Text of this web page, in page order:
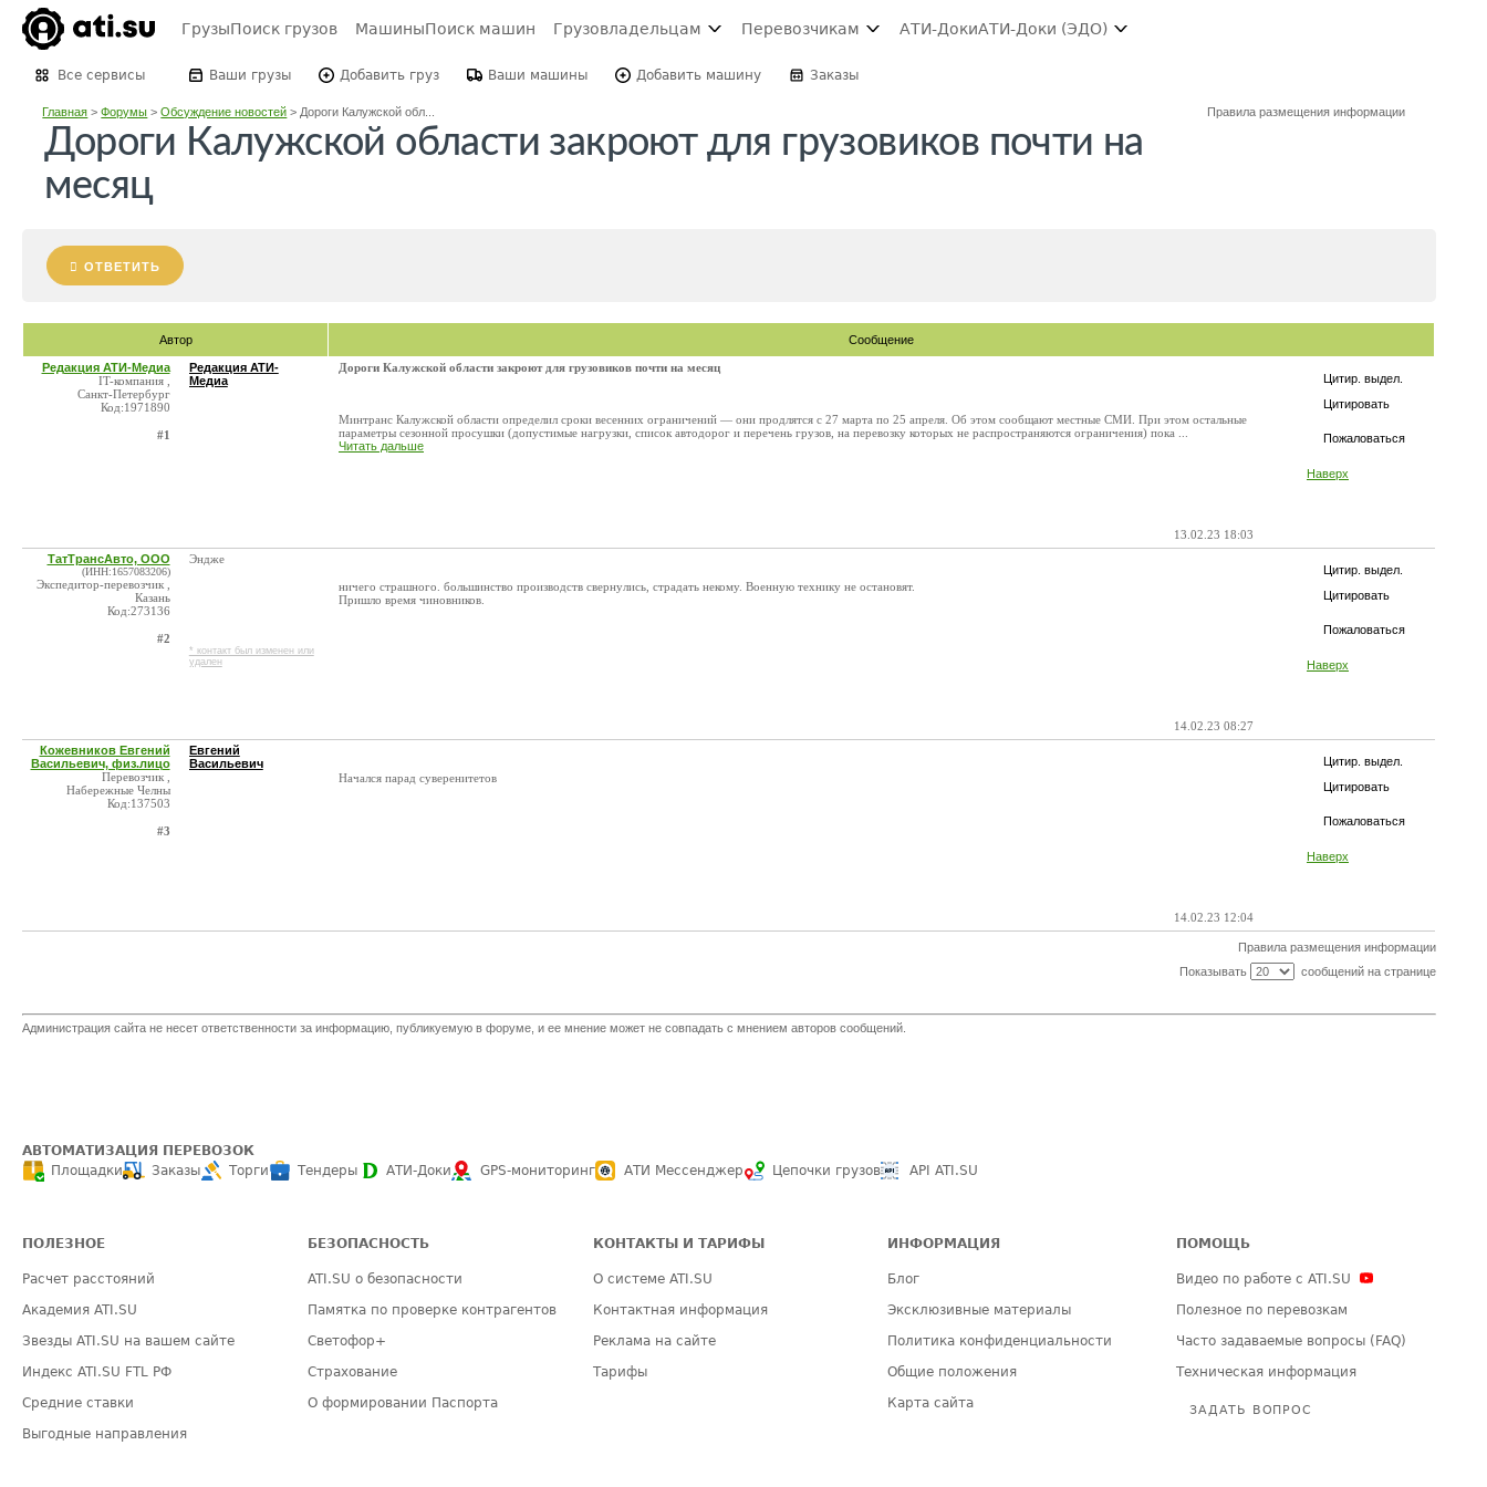
ГрузыПоиск грузов МашиныПоиск машин Грузовладельцам Перевозчикам АТИ-ДокиАТИ-Доки (ЭДО)
Все сервисы Ваши грузы Добавить груз Ваши машины Добавить машину Заказы
Главная >Форумы >Обсуждение новостей > Дороги Калужской обл... Правила размещения информации
Дороги Калужской области закроют для грузовиков почти на
месяц
ОТВЕТИТЬ
Автор Сообщение
Цитир. выдел.
Цитировать
Пожаловаться
Наверх
Редакция АТИ-Медиа
IT-компания ,
Санкт-Петербург
Код:1971890
#1
Редакция АТИ-
Медиа
Дороги Калужской области закроют для грузовиков почти на месяц
Минтранс Калужской области определил сроки весенних ограничений — они продлятся с 27 марта по 25 апреля. Об этом сообщают местные СМИ. При этом остальные
параметры сезонной просушки (допустимые нагрузки, список автодорог и перечень грузов, на перевозку которых не распространяются ограничения) пока ...
Читать дальше
13.02.23 18:03
Цитир. выдел.
Цитировать
Пожаловаться
Наверх
ТатТрансАвто, ООО
(ИНН:1657083206)
Экспедитор-перевозчик ,
Казань
Код:273136
#2
Эндже
* контакт был изменен или
удален
ничего страшного. большинство производств свернулись, страдать некому. Военную технику не остановят.
Пришло время чиновников.
14.02.23 08:27
Цитир. выдел.
Цитировать
Пожаловаться
Наверх
Кожевников Евгений
Васильевич, физ.лицо
Перевозчик ,
Набережные Челны
Код:137503
#3
Евгений
Васильевич
Начался парад суверенитетов
14.02.23 12:04
Правила размещения информации
Показывать
сообщений на странице
Администрация сайта не несет ответственности за информацию, публикуемую в форуме, и ее мнение может не совпадать с мнением авторов сообщений.
АВТОМАТИЗАЦИЯ ПЕРЕВОЗОК
Площадки
Заказы Торги Тендеры АТИ-Доки GPS-мониторинг АТИ Мессенджер Цепочки грузов API ATI.SU
ПОЛЕЗНОЕ
Расчет расстояний
Академия ATI.SU
Звезды ATI.SU на вашем сайте
Индекс ATI.SU FTL РФ
Средние ставки
Выгодные направления
БЕЗОПАСНОСТЬ
ATI.SU о безопасности
Памятка по проверке контрагентов
Светофор+
Страхование
О формировании Паспорта
КОНТАКТЫ И ТАРИФЫ
О системе ATI.SU
Контактная информация
Реклама на сайте
Тарифы
ИНФОРМАЦИЯ
Блог
Эксклюзивные материалы
Политика конфиденциальности
Общие положения
Карта сайта
ПОМОЩЬ
Видео по работе с ATI.SU
Полезное по перевозкам
Часто задаваемые вопросы (FAQ)
Техническая информация
ЗАДАТЬ ВОПРОС